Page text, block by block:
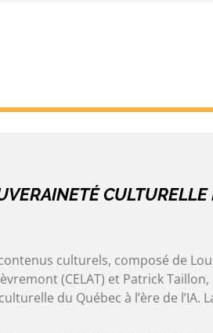
CULTURELLE
culturels, composé de
(CELAT) et Patrick
du Québec à l’ère de l’IA.